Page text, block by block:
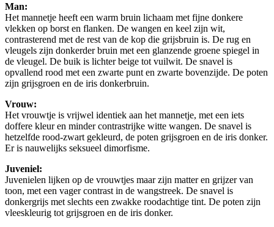
Man:
Het mannetje heeft een warm bruin lichaam met fijne donkere
vlekken op borst en flanken. De wangen en keel zijn wit,
contrasterend met de rest van de kop die grijsbruin is. De rug en
vleugels zijn donkerder bruin met een glanzende groene spiegel in
de vleugel. De buik is lichter beige tot vuilwit. De snavel is
opvallend rood met een zwarte punt en zwarte bovenzijde. De poten
zijn grijsgroen en de iris donkerbruin.
Vrouw:
Het vrouwtje is vrijwel identiek aan het mannetje, met een iets
doffere kleur en minder contrastrijke witte wangen. De snavel is
hetzelfde rood-zwart gekleurd, de poten grijsgroen en de iris donker.
Er is nauwelijks seksueel dimorfisme.
Juveniel:
Juvenielen lijken op de vrouwtjes maar zijn matter en grijzer van
toon, met een vager contrast in de wangstreek. De snavel is
donkergrijs met slechts een zwakke roodachtige tint. De poten zijn
vleeskleurig tot grijsgroen en de iris donker.